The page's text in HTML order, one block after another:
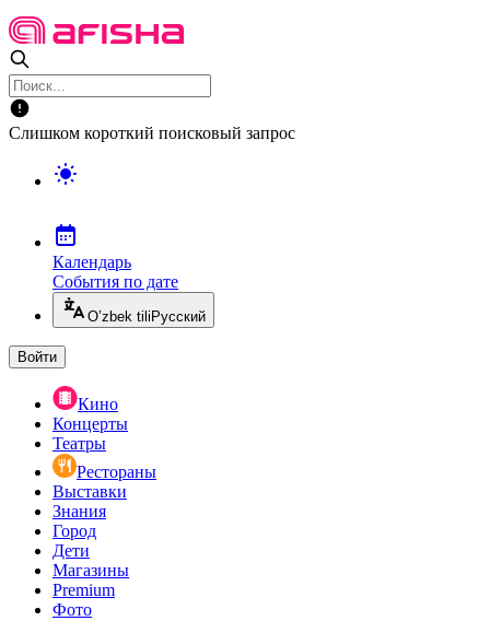
Слишком короткий поисковый запрос
Календарь
События по дате
O’zbek tili Русский
Войти
Кино
Концерты
Театры
Рестораны
Выставки
Знания
Город
Дети
Магазины
Premium
Фото